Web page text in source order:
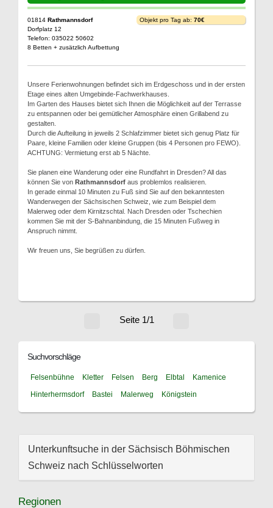
01814 Rathmannsdorf
Dorfplatz 12
Telefon: 035022 50602
8 Betten + zusätzlich Aufbettung
Objekt pro Tag ab: 70€
Unsere Ferienwohnungen befindet sich im Erdgeschoss und in der ersten
Etage eines alten Umgebinde-Fachwerkhauses.
Im Garten des Hauses bietet sich Ihnen die Möglichkeit auf der Terrasse
zu entspannen oder bei gemütlicher Atmosphäre einen Grillabend zu
gestalten.
Durch die Aufteilung in jeweils 2 Schlafzimmer bietet sich genug Platz für
Paare, kleine Familien oder kleine Gruppen (bis 4 Personen pro FEWO).
ACHTUNG: Vermietung erst ab 5 Nächte.
Sie planen eine Wanderung oder eine Rundfahrt in Dresden? All das
können Sie von Rathmannsdorf aus problemlos realisieren.
In gerade einmal 10 Minuten zu Fuß sind Sie auf den bekanntesten
Wanderwegen der Sächsischen Schweiz, wie zum Beispiel dem
Malerweg oder dem Kirnitzschtal. Nach Dresden oder Tschechien
kommen Sie mit der S-Bahnanbindung, die 15 Minuten Fußweg in
Anspruch nimmt.
Wir freuen uns, Sie begrüßen zu dürfen.
Seite 1/1
Suchvorschläge
Felsenbühne Kletter Felsen Berg Elbtal
Kamenice
Hinterhermsdorf
Bastei Malerweg Königstein
Unterkunftsuche in der Sächsisch Böhmischen
Schweiz nach Schlüsselworten
Regionen